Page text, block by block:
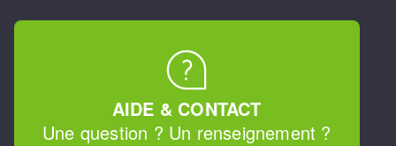
AIDE & CONTACT
Une question ? Un renseignement ?